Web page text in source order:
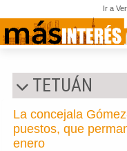
Ir a
TETUÁN
La concejala
puestos, que
enero